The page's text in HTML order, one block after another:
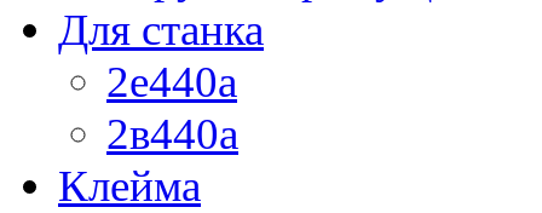
Для станка
2е440а
2в440а
Клейма